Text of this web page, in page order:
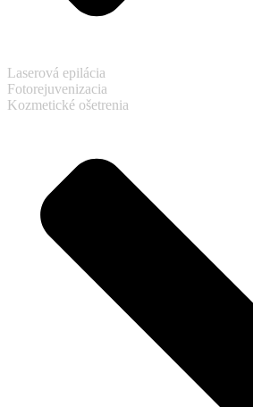
Laserová epilácia
Fotorejuvenizacia
Kozmetické ošetrenia